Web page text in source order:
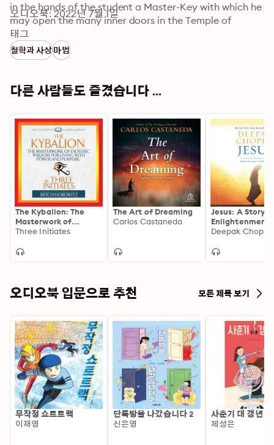
in the hands of the student a Master-Key with which he
may open the many inner doors in the Temple of
Mystery through the main portals he has already
entered.'' -- The Kybalion
오디오북: 2022년 7월 1일
태그
철학과 사상마법
다른 사람들도 즐겼습니다 ...
The Kybalion: The
Masterwork of
Esoteric Wisdom for
and Purpose
Three Initiates
The Art of Dreaming
Carlos Castaneda
Jesus: A Story
Enlightenment
Deepak Chopra
오디오북 입문으로 추천 모든 제목 보기
무작정 쇼트트랙
이재영
단톡방을 나갔습니다 2
신은영
사춘기 대 갱년기
제성은